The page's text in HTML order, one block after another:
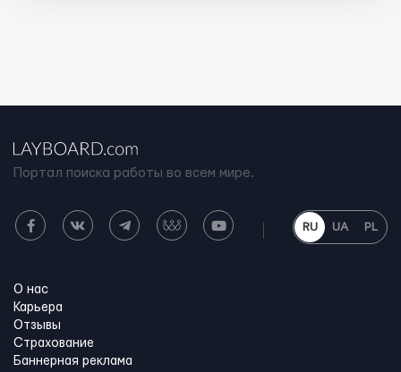
Портал поиска работы во всем мире.
RU UA PL
О нас
Карьера
Отзывы
Страхование
Баннерная реклама